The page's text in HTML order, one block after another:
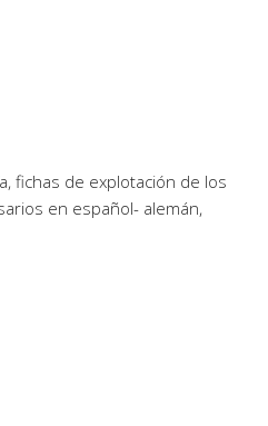
fichas de explotación de los
en español- alemán,